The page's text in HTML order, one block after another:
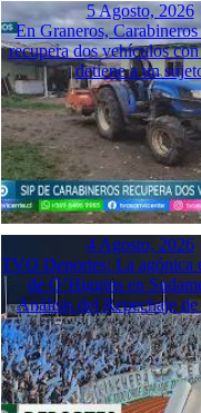
5 Agosto, 2026
En Graneros,
recupera dos vehículos
detiene a un
4 Agosto, 2026
TVO Deportes: La agónica
de O’Higgins en
Análisis del Repechaje de